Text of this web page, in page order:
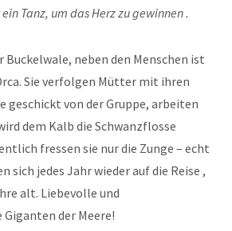
Tanz, um das Herz zu gewinnen .
Buckelwale, neben den Menschen ist
Sie verfolgen Mütter mit ihren
geschickt von der Gruppe, arbeiten
dem Kalb die Schwanzflosse
fressen sie nur die Zunge – echt
sich jedes Jahr wieder auf die Reise ,
alt. Liebevolle und
der Meere!